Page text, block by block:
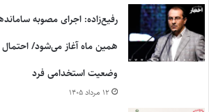
رفیع‌زاده: اجرای مصوبه
همین ماه آغاز می‌شود/ احتمال
وضعیت استخدامی فرد
۱۲ مرداد ۱۴۰۵